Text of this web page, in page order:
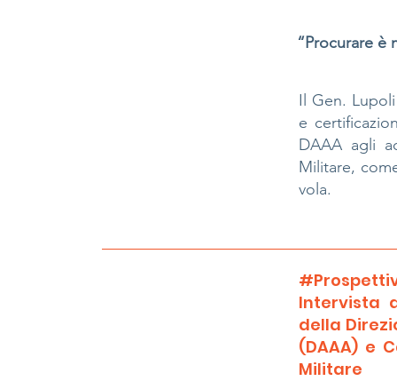
“Procurare è
Il Gen.
e
DAAA agli
Militare,
vola.
Intervista
della
(DAAA) e
Militare